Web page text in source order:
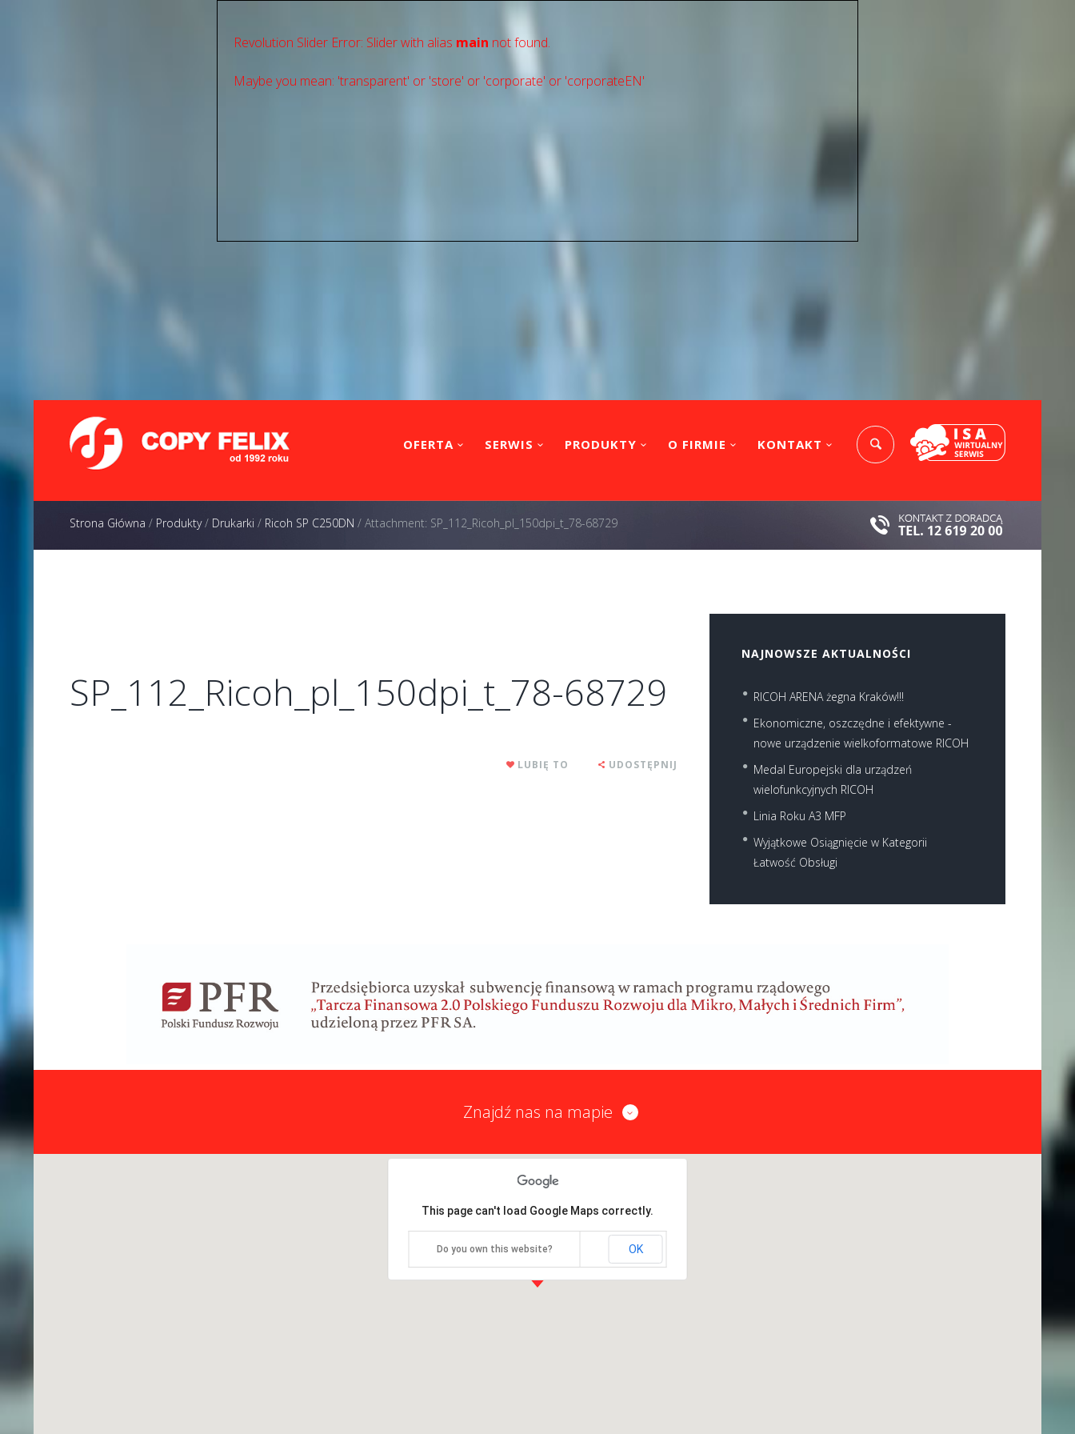
Revolution Slider Error: Slider with alias main not found.
Maybe you mean: 'transparent' or 'store' or 'сorporate' or 'corporateEN'
OFERTA SERWIS PRODUKTY O FIRMIE KONTAKT
Strona Główna / Produkty/ Drukarki / Ricoh SP C250DN / Attachment: SP_112_Ricoh_pl_150dpi_t_78-68729
SP_112_Ricoh_pl_150dpi_t_78-68729
LUBIĘ TO UDOSTĘPNIJ
NAJNOWSZE AKTUALNOŚCI
RICOH ARENA żegna Kraków!!!
Ekonomiczne, oszczędne i efektywne -
nowe urządzenie wielkoformatowe RICOH
Medal Europejski dla urządzeń
wielofunkcyjnych RICOH
Linia Roku A3 MFP
Wyjątkowe Osiągnięcie w Kategorii
Łatwość Obsługi
Znajdź nas na mapie
This page can't load Google Maps correctly.
Do you own this website? OK